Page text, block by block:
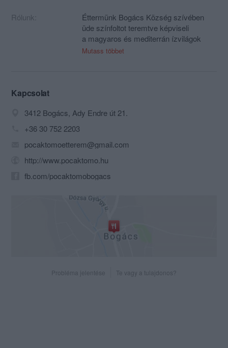
Rólunk:
Éttermünk Bogács Község szívében
üde színfoltot teremtve képviseli
a magyaros és mediterrán ízvilágok
széles palettáját.
Ízletes, változatos ízekkel várjuk
áprilistól szeptemberig
Teraszunk 70-80 fő befogadására
alkalmas.
Mutass többet
Kapcsolat
3412 Bogács, Ady Endre út 21.
+36 30 752 2203
pocaktomoetterem@gmail.com
http://www.pocaktomo.hu
fb.com/pocaktomobogacs
Probléma jelentése Te vagy a tulajdonos?